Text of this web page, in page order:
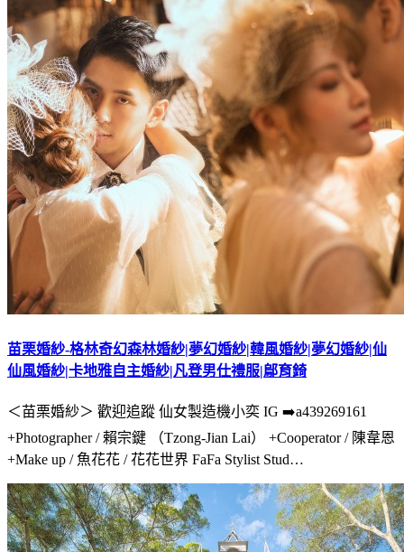
苗栗婚紗-格林奇幻森林婚紗|夢幻婚紗|韓風婚紗|夢幻婚紗|仙
仙風婚紗|卡地雅自主婚紗|凡登男仕禮服|鄔育錡
＜苗栗婚紗＞ 歡迎追蹤 仙女製造機小奕 IG ➡️a439269161
+Photographer / 賴宗鍵 （Tzong-Jian Lai） +Cooperator / 陳韋恩
+Make up / 魚花花 / 花花世界 FaFa Stylist Stud…